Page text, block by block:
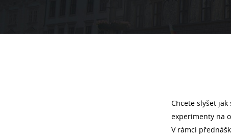
Chcete slyšet
experimenty na
V rámci